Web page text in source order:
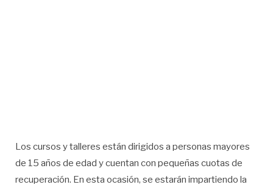
Los cursos y talleres están dirigidos a personas mayores
de 15 años de edad y cuentan con pequeñas cuotas de
recuperación. En esta ocasión, se estarán impartiendo la